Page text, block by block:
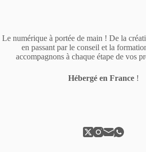
Le numérique à portée de main ! De la
en passant par le conseil et la
accompagnons à chaque étape de vos
Hébergé en France!